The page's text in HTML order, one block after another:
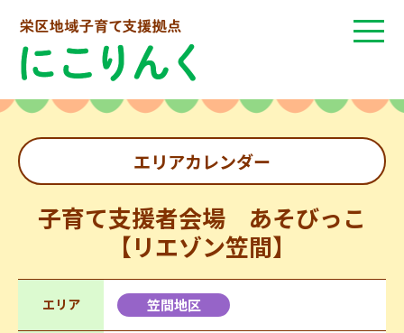
エリアカレンダー
子育て支援者会場 あそびっこ
【リエゾン笠間】
エリア 笠間地区